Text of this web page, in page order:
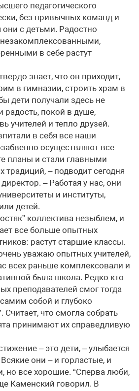
педагогического
без привычных команд и
с детьми. Радостно
в себе растут
знает, что он приходит,
в гимназии, строить храм в
дети получали здесь не
радость, покой в душе,
учителей и тепло друзей.
в себя все наши
осуществляют все
планы и стали главными
традиций, – подводит сегодня
– Работая у нас, они
и институты,
детей.
коллектива незыблем, и
все больше опытных
растут старшие классы.
уважаю опытных учителей,
всех раньше комплексовали и
была школа. Редко кто
преподавателей смог тогда
собой и глубоко
Считает, что смогла собрать
принимают их справедливую
– это дети, – улыбается
они – и горластые, и
но все хорошие. “Сперва люби,
Каменский говорил. В